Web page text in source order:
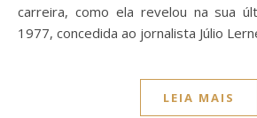
carreira, como ela revelou na sua
1977, concedida ao jornalista Júlio
LEIA MAIS